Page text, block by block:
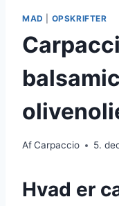
MAD OPSKRIFTER
AfCarpaccio 5.
Hvad er